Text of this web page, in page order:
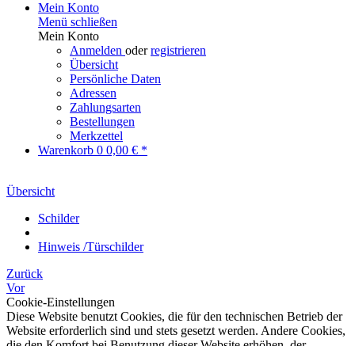
Mein Konto
Menü schließen
Mein Konto
Anmelden oderregistrieren
Übersicht
Persönliche Daten
Adressen
Zahlungsarten
Bestellungen
Merkzettel
Warenkorb 0 0,00 € *
Übersicht
Schilder
Hinweis /Türschilder
Zurück
Vor
Cookie-Einstellungen
Diese Website benutzt Cookies, die für den technischen Betrieb der
Website erforderlich sind und stets gesetzt werden. Andere Cookies,